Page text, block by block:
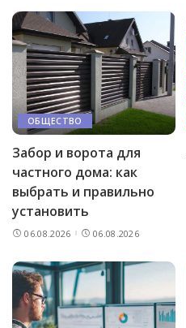
ОБЩЕСТВО
Забор и ворота для
частного дома: как
выбрать и правильно
установить
06.08.2026 06.08.2026